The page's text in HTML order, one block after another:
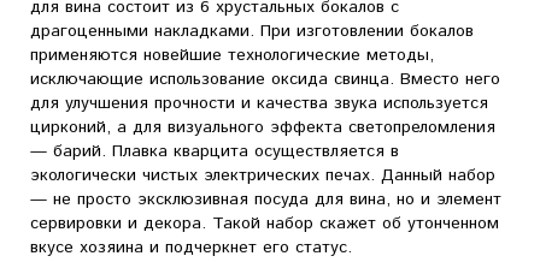
для вина состоит из 6 хрустальных бокалов с
драгоценными накладками. При изготовлении бокалов
применяются новейшие технологические методы,
исключающие использование оксида свинца. Вместо него
для улучшения прочности и качества звука используется
цирконий, а для визуального эффекта светопреломления
— барий. Плавка кварцита осуществляется в
экологически чистых электрических печах. Данный набор
— не просто эксклюзивная посуда для вина, но и элемент
сервировки и декора. Такой набор скажет об утонченном
вкусе хозяина и подчеркнет его статус.